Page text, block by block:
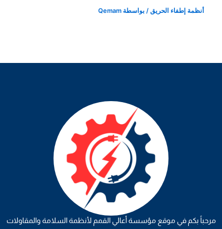
أنظمة إطفاء الحريق / بواسطة Qemam
مرحباً بكم في موقع مؤسسة أعالي القمم لأنظمة السلامة والمقاولات